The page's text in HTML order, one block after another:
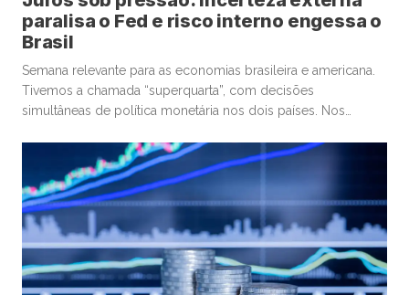
paralisa o Fed e risco interno engessa o
Brasil
Semana relevante para as economias brasileira e americana.
Tivemos a chamada “superquarta”, com decisões
simultâneas de política monetária nos dois países. Nos
de juros. No Brasil, o Banco Central seguiu um caminho
diferente, com um corte marginal, bastante conservador.
Começando pelos Estados Unidos, o ponto […]